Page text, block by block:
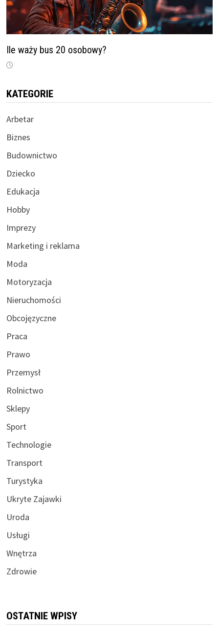
Ile waży bus 20 osobowy?
KATEGORIE
Arbetar
Biznes
Budownictwo
Dziecko
Edukacja
Hobby
Imprezy
Marketing i reklama
Moda
Motoryzacja
Nieruchomości
Obcojęzyczne
Praca
Prawo
Przemysł
Rolnictwo
Sklepy
Sport
Technologie
Transport
Turystyka
Ukryte Zajawki
Uroda
Usługi
Wnętrza
Zdrowie
OSTATNIE WPISY